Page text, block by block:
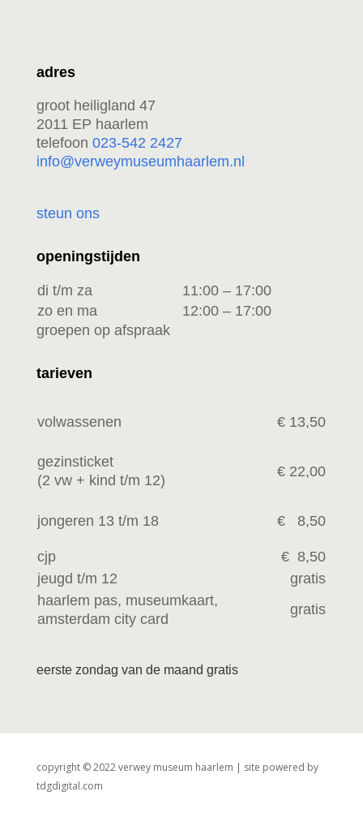
adres
groot heiligland 47
2011 EP haarlem
telefoon 023-542 2427
info@verweymuseumhaarlem.nl
steun ons
openingstijden
di t/m za
11:00 – 17:00
zo en ma
12:00 – 17:00
groepen op afspraak
tarieven
volwassenen € 13,50
gezinsticket
(2 vw + kind t/m 12)
€ 22,00
jongeren 13 t/m 18 € 8,50
cjp
€ 8,50
jeugd t/m 12
gratis
haarlem pas, museumkaart,
amsterdam city card
gratis
eerste zondag van de maand gratis
copyright © 2022 verwey museum haarlem | site powered by
tdgdigital.com